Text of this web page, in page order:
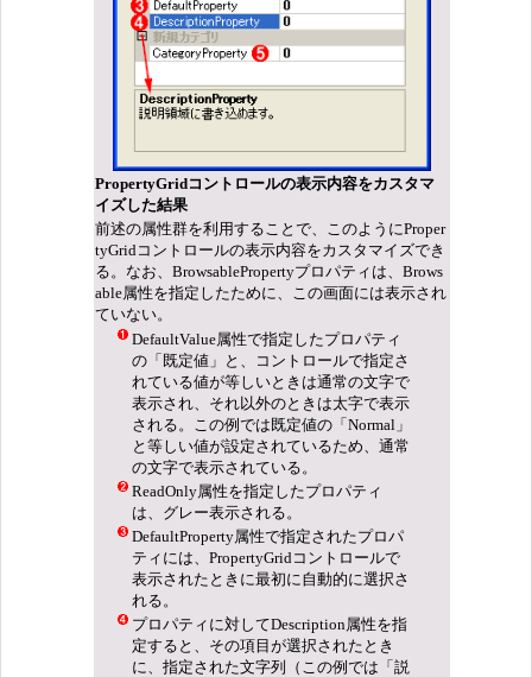
PropertyGridコントロールの表示内容をカスタマ
イズした結果
前述の属性群を利用することで、このようにProper
tyGridコントロールの表示内容をカスタマイズでき
る。なお、BrowsablePropertyプロパティは、Brows
able属性を指定したために、この画面には表示され
ていない。
DefaultValue属性で指定したプロパティ
の「既定値」と、コントロールで指定さ
れている値が等しいときは通常の文字で
表示され、それ以外のときは太字で表示
される。この例では既定値の「Normal」
と等しい値が設定されているため、通常
の文字で表示されている。
ReadOnly属性を指定したプロパティ
は、グレー表示される。
DefaultProperty属性で指定されたプロパ
ティには、PropertyGridコントロールで
表示されたときに最初に自動的に選択さ
れる。
プロパティに対してDescription属性を指
定すると、その項目が選択されたとき
に、指定された文字列（この例では「説